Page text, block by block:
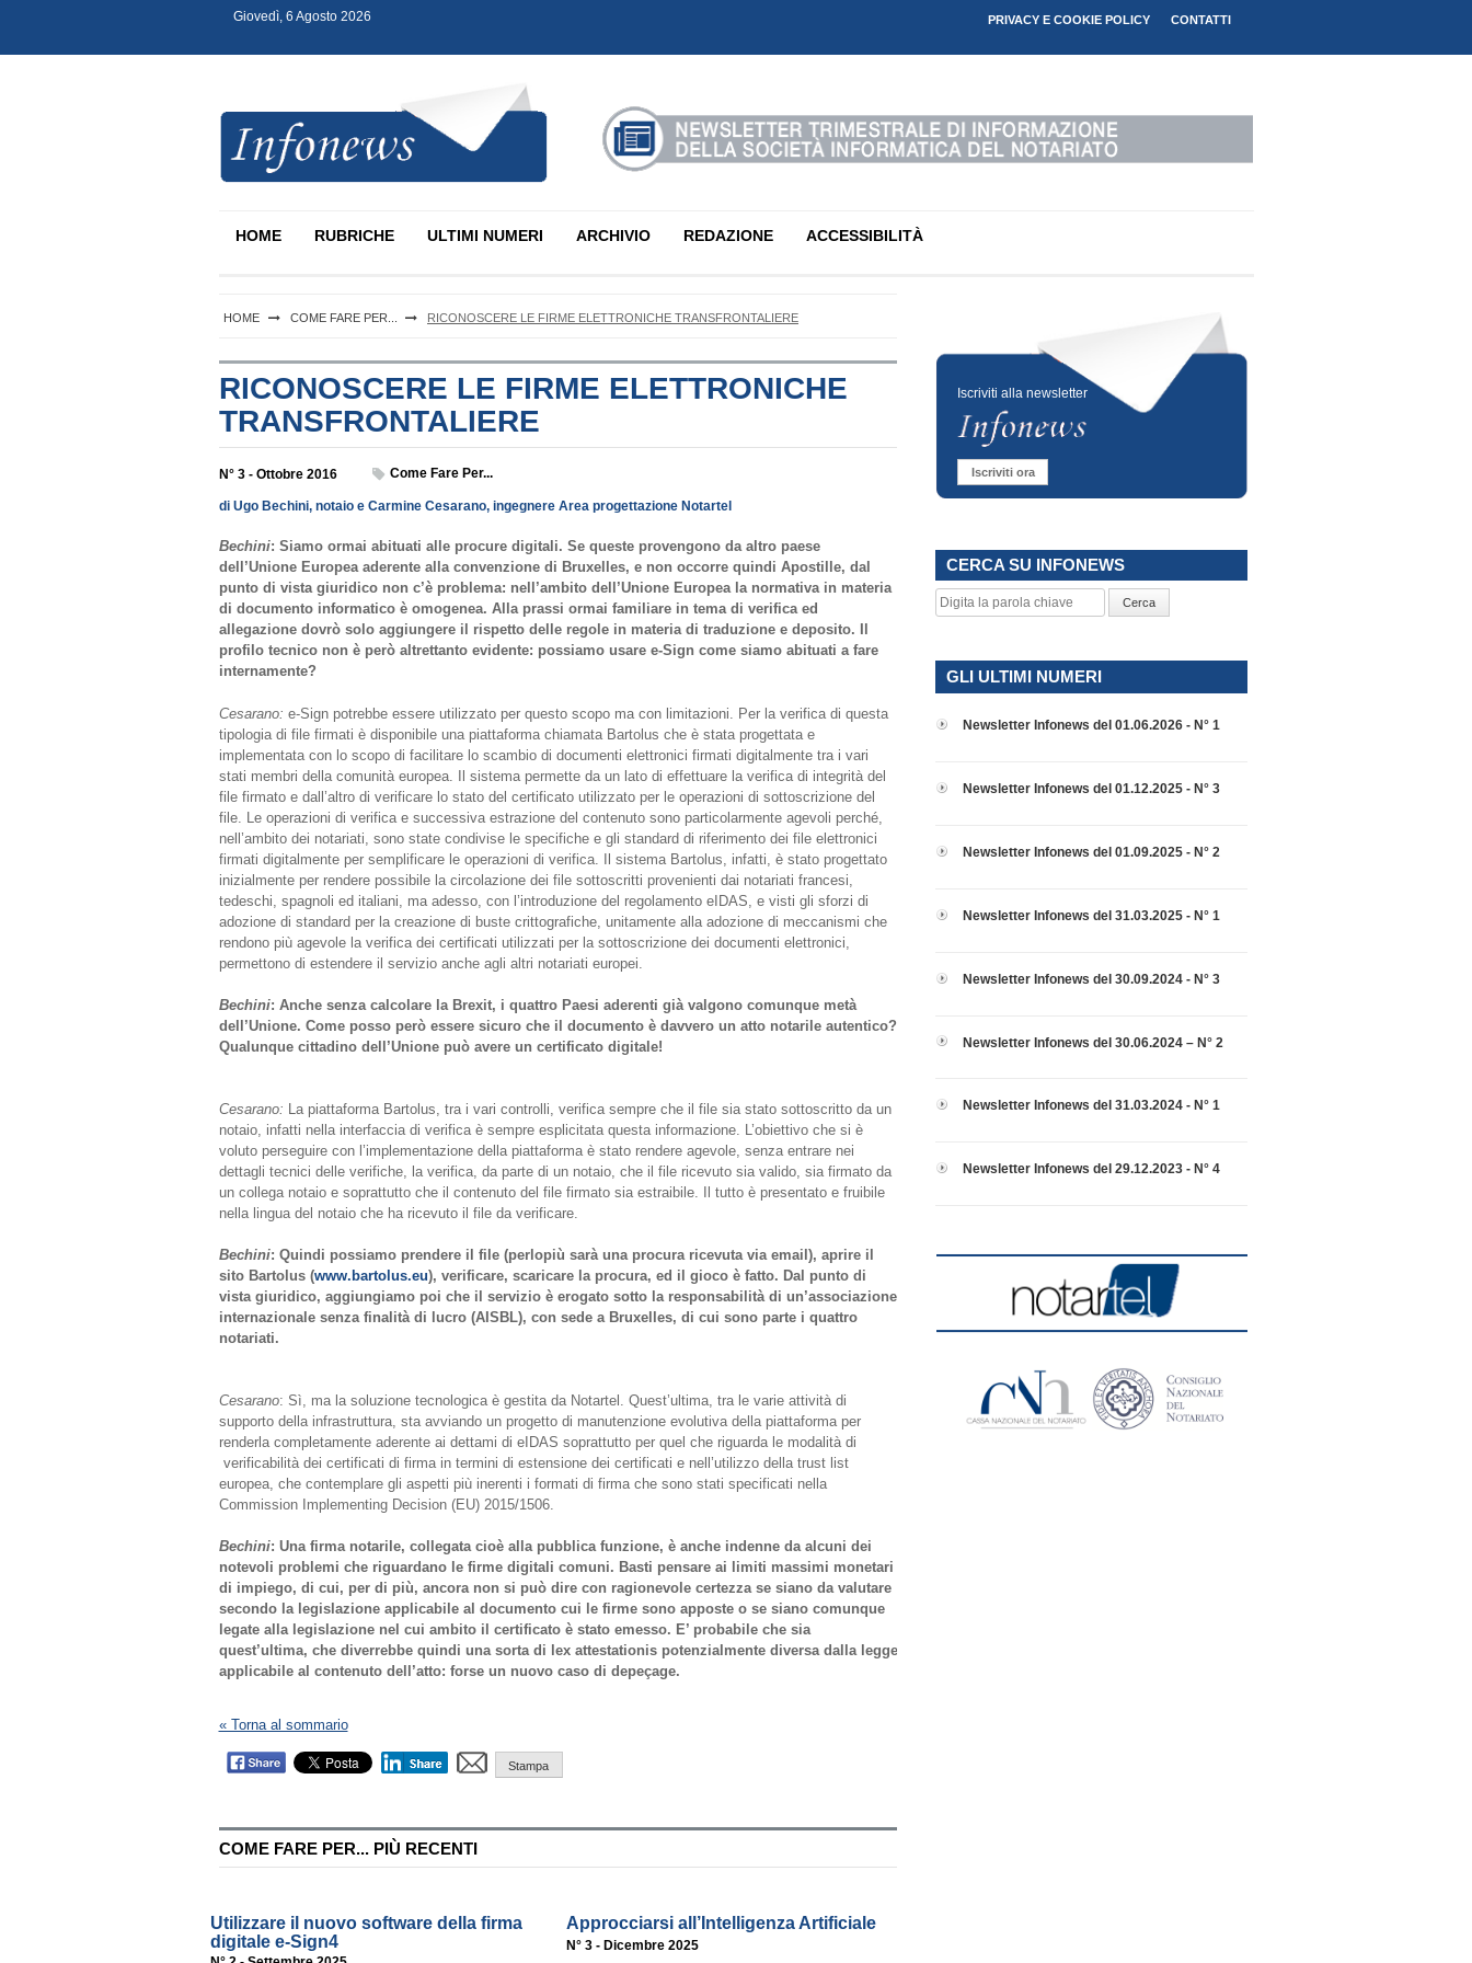
PRIVACY E COOKIE POLICY CONTATTI
Giovedì, 6 Agosto 2026
HOME RUBRICHE ULTIMI NUMERI ARCHIVIO REDAZIONE ACCESSIBILITÀ
HOME COME FARE PER... RICONOSCERE LE FIRME ELETTRONICHE TRANSFRONTALIERE
RICONOSCERE LE FIRME ELETTRONICHE
TRANSFRONTALIERE
N° 3 - Ottobre 2016 Come Fare Per...
di Ugo Bechini, notaio e Carmine Cesarano, ingegnere Area progettazione Notartel
Bechini: Siamo ormai abituati alle procure digitali. Se queste provengono da altro paese
dell’Unione Europea aderente alla convenzione di Bruxelles, e non occorre quindi Apostille, dal
punto di vista giuridico non c’è problema: nell’ambito dell’Unione Europea la normativa in materia
di documento informatico è omogenea. Alla prassi ormai familiare in tema di verifica ed
allegazione dovrò solo aggiungere il rispetto delle regole in materia di traduzione e deposito. Il
profilo tecnico non è però altrettanto evidente: possiamo usare e-Sign come siamo abituati a fare
internamente?
Cesarano: e-Sign potrebbe essere utilizzato per questo scopo ma con limitazioni. Per la verifica di questa
tipologia di file firmati è disponibile una piattaforma chiamata Bartolus che è stata progettata e
implementata con lo scopo di facilitare lo scambio di documenti elettronici firmati digitalmente tra i vari
stati membri della comunità europea. Il sistema permette da un lato di effettuare la verifica di integrità del
file firmato e dall’altro di verificare lo stato del certificato utilizzato per le operazioni di sottoscrizione del
file. Le operazioni di verifica e successiva estrazione del contenuto sono particolarmente agevoli perché,
nell’ambito dei notariati, sono state condivise le specifiche e gli standard di riferimento dei file elettronici
firmati digitalmente per semplificare le operazioni di verifica. Il sistema Bartolus, infatti, è stato progettato
inizialmente per rendere possibile la circolazione dei file sottoscritti provenienti dai notariati francesi,
tedeschi, spagnoli ed italiani, ma adesso, con l’introduzione del regolamento eIDAS, e visti gli sforzi di
adozione di standard per la creazione di buste crittografiche, unitamente alla adozione di meccanismi che
rendono più agevole la verifica dei certificati utilizzati per la sottoscrizione dei documenti elettronici,
permettono di estendere il servizio anche agli altri notariati europei.
Bechini: Anche senza calcolare la Brexit, i quattro Paesi aderenti già valgono comunque metà
dell’Unione. Come posso però essere sicuro che il documento è davvero un atto notarile autentico?
Qualunque cittadino dell’Unione può avere un certificato digitale!
Cesarano: La piattaforma Bartolus, tra i vari controlli, verifica sempre che il file sia stato sottoscritto da un
notaio, infatti nella interfaccia di verifica è sempre esplicitata questa informazione. L’obiettivo che si è
voluto perseguire con l’implementazione della piattaforma è stato rendere agevole, senza entrare nei
dettagli tecnici delle verifiche, la verifica, da parte di un notaio, che il file ricevuto sia valido, sia firmato da
un collega notaio e soprattutto che il contenuto del file firmato sia estraibile. Il tutto è presentato e fruibile
nella lingua del notaio che ha ricevuto il file da verificare.
Bechini: Quindi possiamo prendere il file (perlopiù sarà una procura ricevuta via email), aprire il
sito Bartolus (www.bartolus.eu), verificare, scaricare la procura, ed il gioco è fatto. Dal punto di
vista giuridico, aggiungiamo poi che il servizio è erogato sotto la responsabilità di un’associazione
internazionale senza finalità di lucro (AISBL), con sede a Bruxelles, di cui sono parte i quattro
notariati.
Cesarano: Sì, ma la soluzione tecnologica è gestita da Notartel. Quest’ultima, tra le varie attività di
supporto della infrastruttura, sta avviando un progetto di manutenzione evolutiva della piattaforma per
renderla completamente aderente ai dettami di eIDAS soprattutto per quel che riguarda le modalità di
verificabilità dei certificati di firma in termini di estensione dei certificati e nell’utilizzo della trust list
europea, che contemplare gli aspetti più inerenti i formati di firma che sono stati specificati nella
Commission Implementing Decision (EU) 2015/1506.
Bechini: Una firma notarile, collegata cioè alla pubblica funzione, è anche indenne da alcuni dei
notevoli problemi che riguardano le firme digitali comuni. Basti pensare ai limiti massimi monetari
di impiego, di cui, per di più, ancora non si può dire con ragionevole certezza se siano da valutare
secondo la legislazione applicabile al documento cui le firme sono apposte o se siano comunque
legate alla legislazione nel cui ambito il certificato è stato emesso. E’ probabile che sia
quest’ultima, che diverrebbe quindi una sorta di lex attestationis potenzialmente diversa dalla legge
applicabile al contenuto dell’atto: forse un nuovo caso di depeçage.
« Torna al sommario
Stampa
COME FARE PER... PIÙ RECENTI
Utilizzare il nuovo software della firma
digitale e-Sign4
Approcciarsi all’Intelligenza Artificiale
N° 3 - Dicembre 2025
Iscriviti alla newsletter
Iscriviti ora
CERCA SU INFONEWS
Cerca
GLI ULTIMI NUMERI
Newsletter Infonews del 01.06.2026 - N° 1
Newsletter Infonews del 01.12.2025 - N° 3
Newsletter Infonews del 01.09.2025 - N° 2
Newsletter Infonews del 31.03.2025 - N° 1
Newsletter Infonews del 30.09.2024 - N° 3
Newsletter Infonews del 30.06.2024 – N° 2
Newsletter Infonews del 31.03.2024 - N° 1
Newsletter Infonews del 29.12.2023 - N° 4